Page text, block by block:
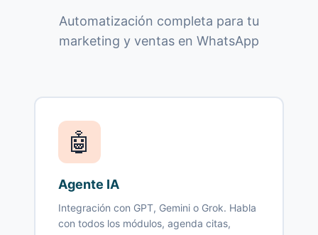
Automatización completa para tu
marketing y ventas en WhatsApp
🤖
Agente IA
Integración con GPT, Gemini o Grok. Habla
con todos los módulos, agenda citas,